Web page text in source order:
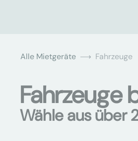
Alle Mietgeräte Fahrzeuge
Fahrzeuge
Wähle aus über